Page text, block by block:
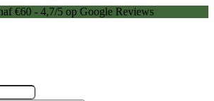
€60 - 4,7/5 op Google Reviews